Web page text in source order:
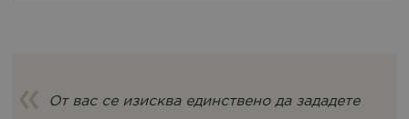
От вас се изисква единствено да зададете